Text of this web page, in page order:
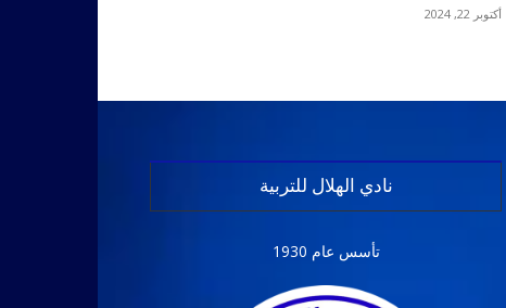
أكتوبر 22, 2024
نادي الهلال للتربية
تأسس عام 1930